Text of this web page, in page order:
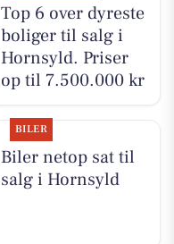
Top 6 over dyreste
boliger til salg i
Hornsyld. Priser
op til 7.500.000 kr
BILER
Biler netop sat til
salg i Hornsyld